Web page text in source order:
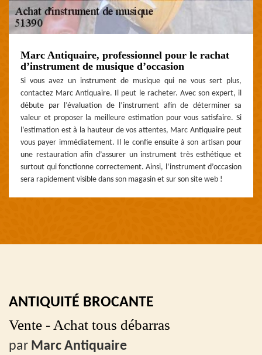
Marc Antiquaire, professionnel pour le rachat
d’instrument de musique d’occasion
Si vous avez un instrument de musique qui ne vous sert plus,
contactez Marc Antiquaire. Il peut le racheter. Avec son expert, il
débute par l’évaluation de l’instrument afin de déterminer sa
valeur et proposer la meilleure estimation pour vous satisfaire. Si
l’estimation est à la hauteur de vos attentes, Marc Antiquaire peut
vous payer immédiatement. Il le confie ensuite à son artisan pour
une restauration afin d’assurer un instrument très esthétique et
surtout qui fonctionne correctement. Ainsi, l’instrument d’occasion
sera rapidement visible dans son magasin et sur son site web !
ANTIQUITÉ BROCANTE
Vente - Achat tous débarras
par Marc Antiquaire